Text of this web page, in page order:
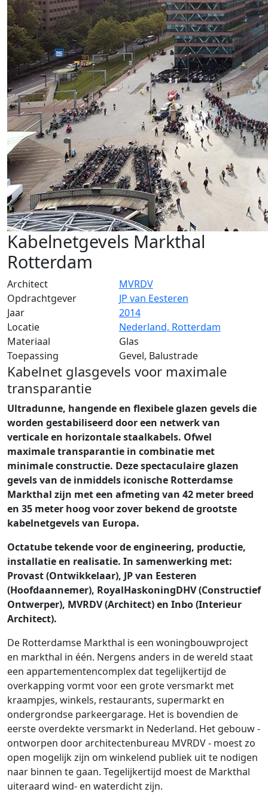
Kabelnetgevels Markthal
Rotterdam
Architect
MVRDV
Opdrachtgever
JP van Eesteren
Jaar
2014
Locatie
Nederland, Rotterdam
Materiaal
Glas
Toepassing
Gevel, Balustrade
Kabelnet glasgevels voor maximale
transparantie
Ultradunne, hangende en flexibele glazen gevels die
worden gestabiliseerd door een netwerk van
verticale en horizontale staalkabels. Ofwel
maximale transparantie in combinatie met
minimale constructie. Deze spectaculaire glazen
gevels van de inmiddels iconische Rotterdamse
Markthal zijn met een afmeting van 42 meter breed
en 35 meter hoog voor zover bekend de grootste
kabelnetgevels van Europa.
Octatube tekende voor de engineering, productie,
installatie en realisatie. In samenwerking met:
Provast (Ontwikkelaar), JP van Eesteren
(Hoofdaannemer), RoyalHaskoningDHV (Constructief
Ontwerper), MVRDV (Architect) en Inbo (Interieur
Architect).
De Rotterdamse Markthal is een woningbouwproject
en markthal in één. Nergens anders in de wereld staat
een appartementencomplex dat tegelijkertijd de
overkapping vormt voor een grote versmarkt met
kraampjes, winkels, restaurants, supermarkt en
ondergrondse parkeergarage. Het is bovendien de
eerste overdekte versmarkt in Nederland. Het gebouw -
ontworpen door architectenbureau MVRDV - moest zo
open mogelijk zijn om winkelend publiek uit te nodigen
naar binnen te gaan. Tegelijkertijd moest de Markthal
uiteraard wind- en waterdicht zijn.